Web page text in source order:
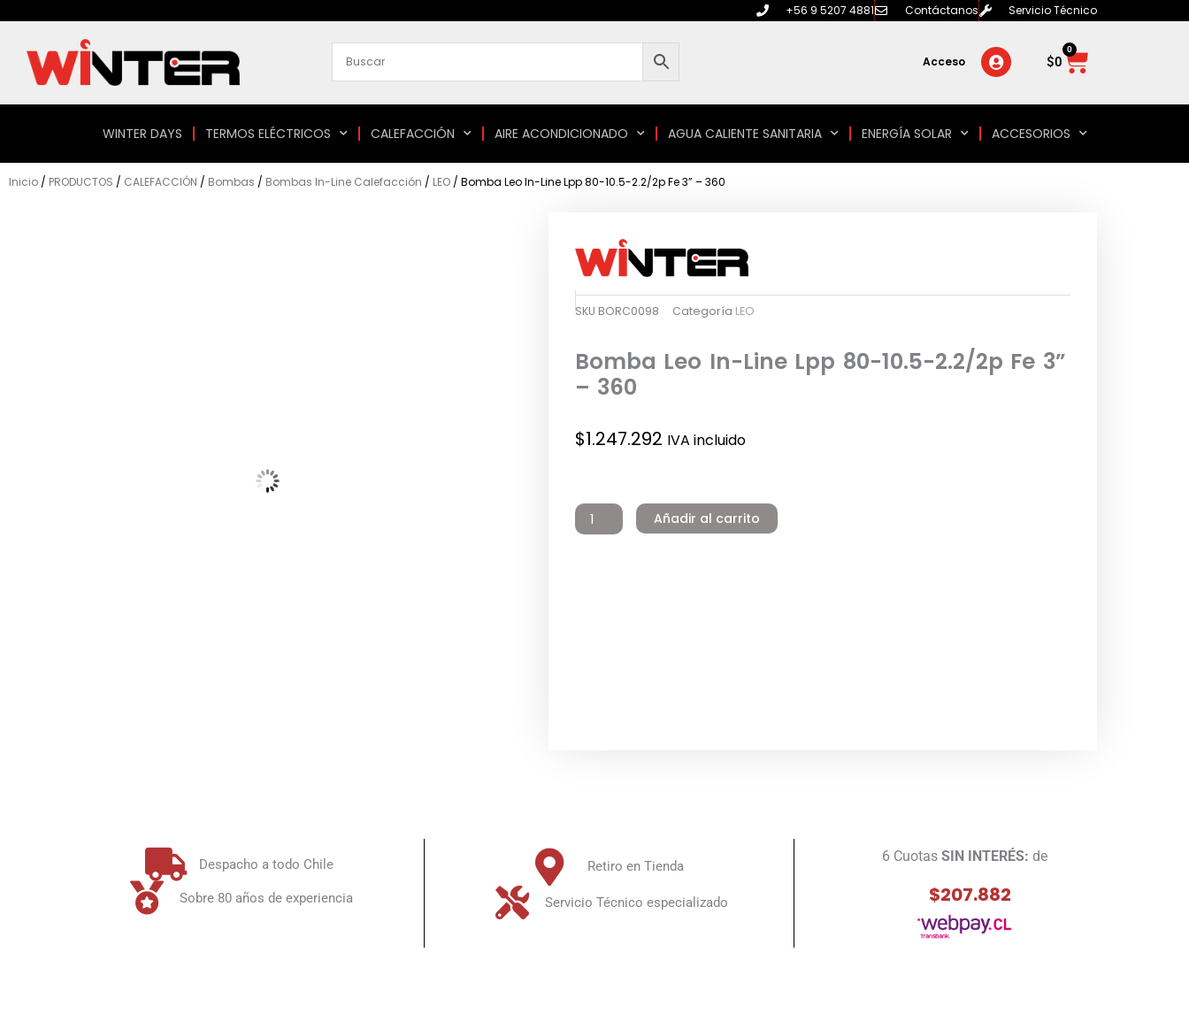
contenido
+56 9 5207 4881 Contáctanos Servicio Técnico
Acceso $0
0
Carrito
WINTER DAYS TERMOS ELÉCTRICOS CALEFACCIÓN AIRE ACONDICIONADO AGUA CALIENTE SANITARIA ENERGÍA SOLAR ACCESORIOS
Inicio / PRODUCTOS / CALEFACCIÓN / Bombas / Bombas In-Line Calefacción / LEO / Bomba Leo In-Line Lpp 80-10.5-2.2/2p Fe 3” – 360
SKU BORC0098 Categoría LEO
Bomba Leo In-Line Lpp 80-10.5-2.2/2p Fe 3”
– 360
$1.247.292 IVA incluido
Leo
In-
Añadir al carrito
Despacho a todo Chile
Sobre 80 años de experiencia
Retiro en Tienda
Servicio Técnico especializado
6 Cuotas SIN INTERÉS: de
$207.882